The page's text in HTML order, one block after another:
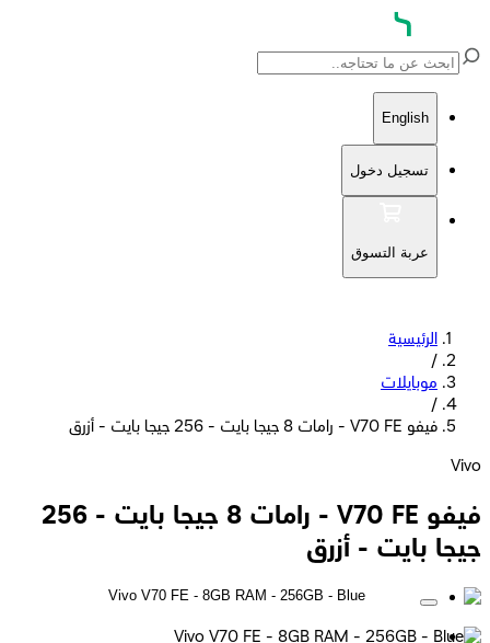
English
تسجيل دخول
عربة التسوق
الرئيسية
/
موبايلات
/
فيفو V70 FE - رامات 8 جيجا بايت - 256 جيجا بايت - أزرق
Vivo
فيفو V70 FE - رامات 8 جيجا بايت - 256
جيجا بايت - أزرق